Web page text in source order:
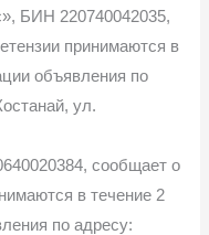
БИН 220740042035,
принимаются в
объявления по
ул.
сообщает о
в течение 2
по адресу: